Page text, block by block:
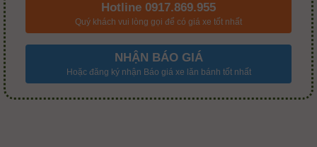
Hotline 0917.869.955
Quý khách vui lòng gọi để có giá xe tốt nhất
NHẬN BÁO GIÁ
Hoặc đăng ký nhận Báo giá xe lăn bánh tốt nhất